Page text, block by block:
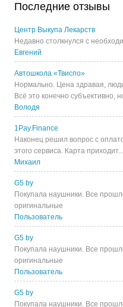
Последние отзывы
Центр Выкупа Лекарств
Недавно столкнулся с
Евгений
Автошкола «Твиспо»
Нормально. Цена здравая,
Всё это конечно субъективно,
Володя
1Pay.Finance
Наконец решил вопрос с
этого сервиса. Карта приходит...
Михаил
G5 by
Покупала наушники. Все
оригинальные
Пользователь
G5 by
Покупала наушники. Все
оригинальные
Пользователь
G5 by
Покупала наушники. Все